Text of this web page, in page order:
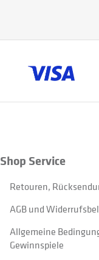
Shop Service
Retouren,
AGB und
Allgemeine
Gewinnspiele